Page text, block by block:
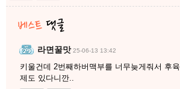
라면꿀맛 25-06-13 13:42
키울건데 2번째하버맥부를 너무늦게줘서 후
제도 있다니깐..